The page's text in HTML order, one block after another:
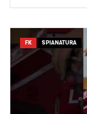
FK SPIANATURA